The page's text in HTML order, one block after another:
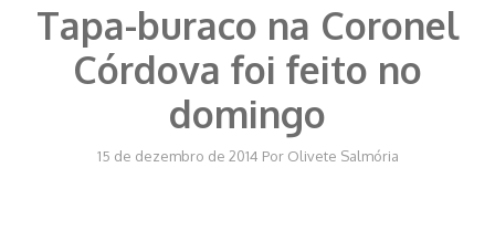
Tapa-buraco na Coronel
Córdova foi feito no
domingo
15 de dezembro de 2014 Por Olivete Salmória